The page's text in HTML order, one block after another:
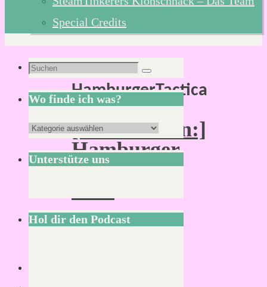
Special Credits
Schlagwort:
HamburgerTactica
[:Convention:]
Hamburger
Tactica
Suchen
nach:
Suchen
Wo finde ich was?
Wo
finde
ich
Unterstütze uns
Hol dir den Podcast